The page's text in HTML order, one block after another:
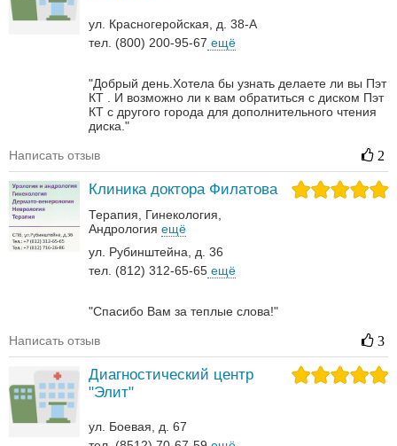
ул. Красногеройская, д. 38-А
тел. (800) 200-95-67 ещё
"Добрый день.Хотела бы узнать делаете ли вы Пэт
КТ . И возможно ли к вам обратиться с диском Пэт
КТ с другого города для дополнительного чтения
диска."
Написать отзыв 2
Клиника доктора Филатова
Терапия
Гинекология
Андрология‎ ещё
ул. Рубинштейна, д. 36
тел. (812) 312-65-65 ещё
"Спасибо Вам за теплые слова!"
Написать отзыв 3
Диагностический центр
"Элит"
ул. Боевая, д. 67